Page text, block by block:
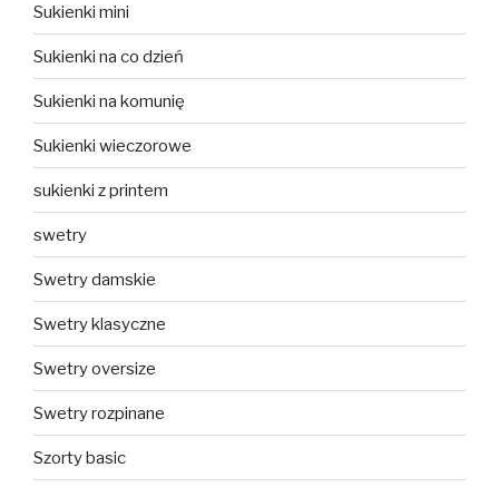
Sukienki mini
Sukienki na co dzień
Sukienki na komunię
Sukienki wieczorowe
sukienki z printem
swetry
Swetry damskie
Swetry klasyczne
Swetry oversize
Swetry rozpinane
Szorty basic